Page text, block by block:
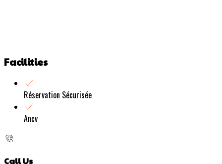
Facilities
Réservation Sécurisée
Ancv
Call Us